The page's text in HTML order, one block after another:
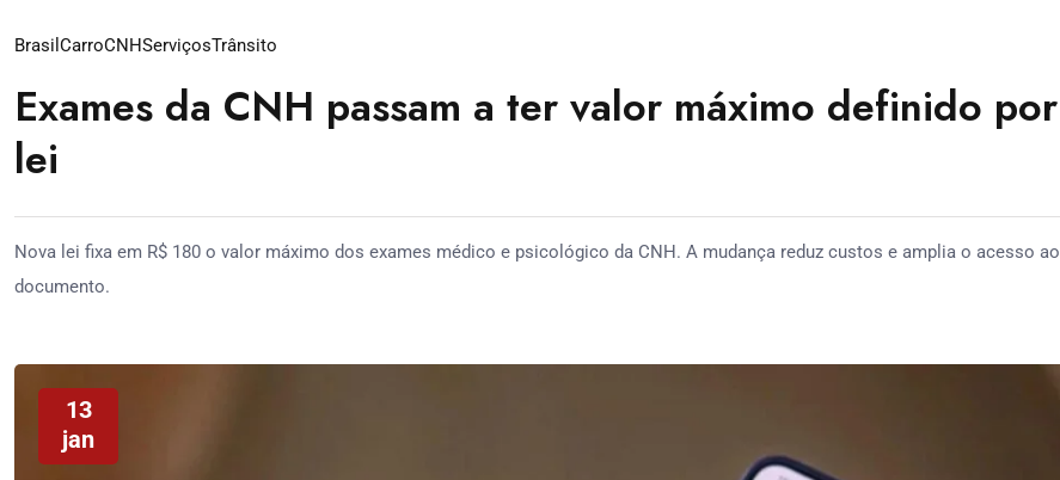
Brasil CarroCNHServiçosTrânsito
Exames da CNH passam a ter valor máximo definido por
lei
Nova lei fixa em R$ 180 o valor máximo dos exames médico e psicológico da CNH. A mudança reduz custos e amplia o acesso ao
documento.
13
jan